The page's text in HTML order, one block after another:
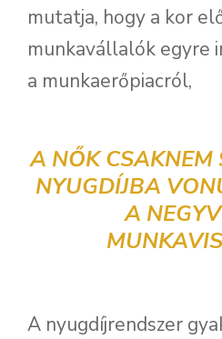
mutatja, hogy a kor
munkavállalók egyre
a munkaerőpiacról,
A NŐK
NYUGDÍJBA
A
A nyugdíjrendszer